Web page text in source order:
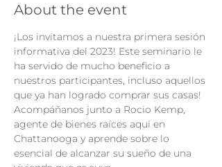
About the event
¡Los invitamos a nuestra primera sesión
informativa del 2023! Este seminario le
ha servido de mucho beneficio a
nuestros participantes, incluso aquellos
que ya han logrado comprar sus casas!
Acompáñanos junto a Rocio Kemp,
agente de bienes raíces aquí en
Chattanooga y aprende sobre lo
esencial de alcanzar su sueño de una